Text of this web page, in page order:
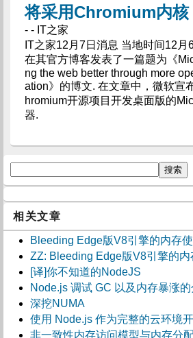
将采用Chromium内核
- - IT之家
IT之家12月7日消息 当地时间12
在其官方博客发表了一篇题为《
ng the web better through more
ation》的博文. 在文章中，微软宣
hromium开源项目开发桌面版的
器.
相关文章
Bleeding Edge版V8引擎的内存
ZZ: Bleeding Edge版V8引擎的内
[译]你不知道的NodeJS
Node.js 调试 GC 以及内存暴涨
深挖NUMA
使用 Node.js 作为完整的云环境
非一致性内存访问模型与内存分